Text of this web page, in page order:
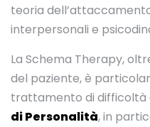
teoria
interpersonali e
La Schema Therapy,
del paziente, è
trattamento di difficoltà
di Personalità, in